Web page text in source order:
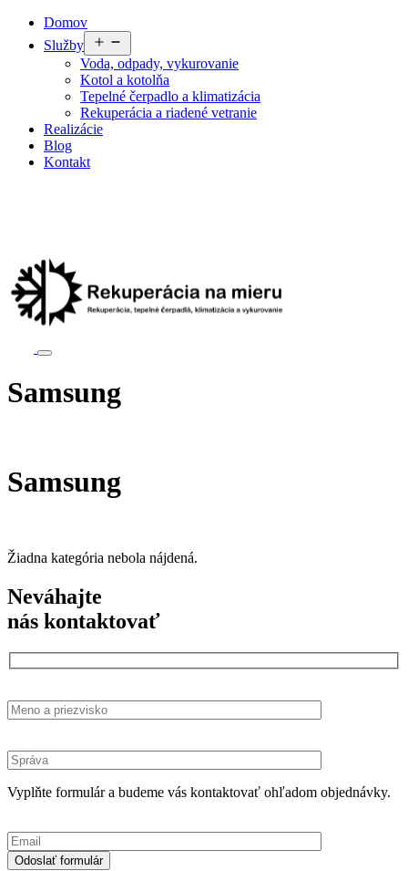
PreskočiťDomov
Služby
menu
Voda, odpady, vykurovanie
Kotol a kotolňa
Tepelné čerpadlo a klimatizácia
Rekuperácia a riadené vetranie
Realizácie
Blog
Kontakt
Samsung
Samsung
Žiadna kategória nebola nájdená.
Neváhajte
nás kontaktovať
Vyplňte formulár a budeme vás kontaktovať ohľadom objednávky.